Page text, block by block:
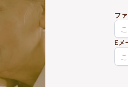
フ
Eメ